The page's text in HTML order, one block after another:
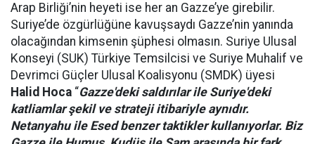
Arap Birliği’nin heyeti ise her an Gazze’ye girebilir.
Suriye’de özgürlüğüne kavuşsaydı Gazze’nin yanında
olacağından kimsenin şüphesi olmasın. Suriye Ulusal
Konseyi (SUK) Türkiye Temsilcisi ve Suriye Muhalif ve
Devrimci Güçler Ulusal Koalisyonu (SMDK) üyesi
Halid Hoca “Gazze'deki saldırılar ile Suriye'deki
katliamlar şekil ve strateji itibariyle aynıdır.
Netanyahu ile Esed benzer taktikler kullanıyorlar. Biz